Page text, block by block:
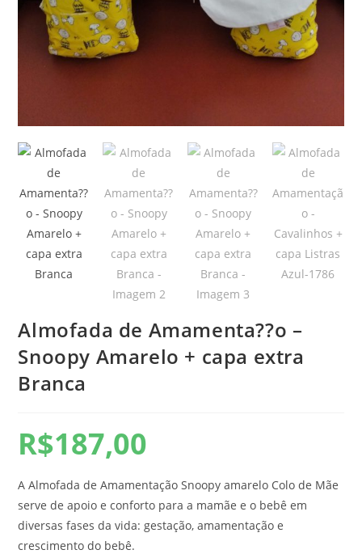
Almofada de Amamenta??o –
Snoopy Amarelo + capa extra
Branca
R$187,00
A Almofada de Amamentação Snoopy amarelo Colo de Mãe
serve de apoio e conforto para a mamãe e o bebê em
diversas fases da vida: gestação, amamentação e
crescimento do bebê.